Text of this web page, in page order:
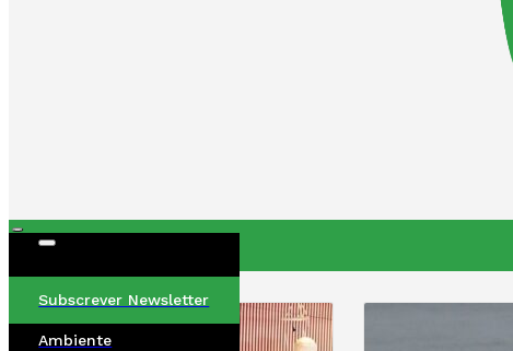
Subscrever Newsletter
Ambiente